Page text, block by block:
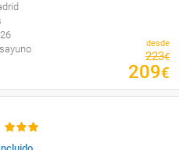
desde
223€
209€